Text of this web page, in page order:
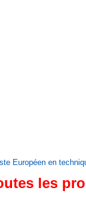
Européen en
les